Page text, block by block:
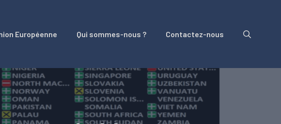
Européenne Qui sommes-nous ? Contactez-nous